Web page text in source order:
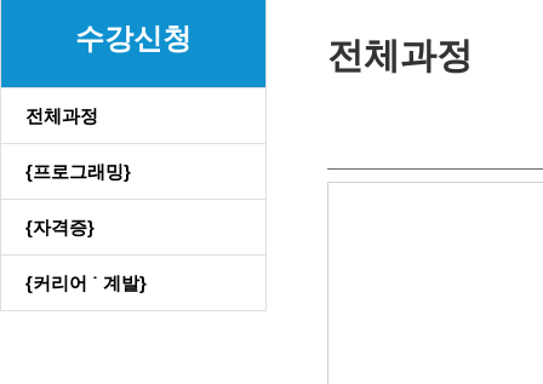
수강신청
전체과정
{프로그래밍}
{자격증}
{커리어 ˙ 계발}
전체과정